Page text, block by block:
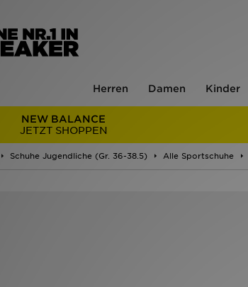
Herren Damen Kinder
NEW BALANCE
JETZT SHOPPEN
Schuhe Jugendliche (Gr. 36-38.5) Alle Sportschuhe